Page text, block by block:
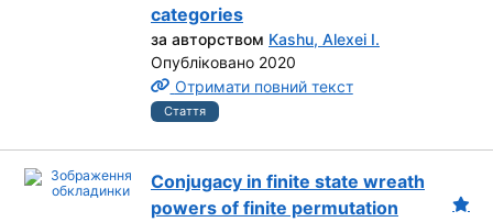
categories
за авторством Kashu, Alexei I.
Опубліковано 2020
Отримати повний текст
Стаття
Conjugacy in finite state wreath
powers of finite permutation